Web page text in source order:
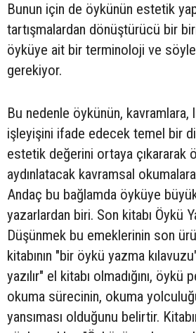
Bunun için de öykünün estetik
tartışmalardan dönüştürücü bir
öyküye ait bir terminoloji ve
gerekiyor.
Bu nedenle öykünün,
işleyişini ifade edecek temel bir
estetik değerini ortaya çıkararak
aydınlatacak kavramsal
Andaç bu bağlamda öyküye
yazarlardan biri. Son kitabı Öykü
Düşünmek bu emeklerinin son
kitabının "bir öykü yazma
yazılır" el kitabı olmadığını,
okuma sürecinin, okuma
yansıması olduğunu belirtir.